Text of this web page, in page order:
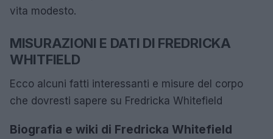
vita modesto.
MISURAZIONI E DATI DI FREDRICKA
WHITFIELD
Ecco alcuni fatti interessanti e misure del corpo
che dovresti sapere su Fredricka Whitefield
Biografia e wiki di Fredricka Whitefield